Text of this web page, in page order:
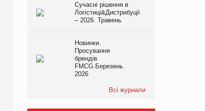
Сучасні рішення в
Логістиці&Дистрибуції
– 2026. Травень
Новинки.
Просування
брендів
FMCG.Березень
2026
Всі журнали